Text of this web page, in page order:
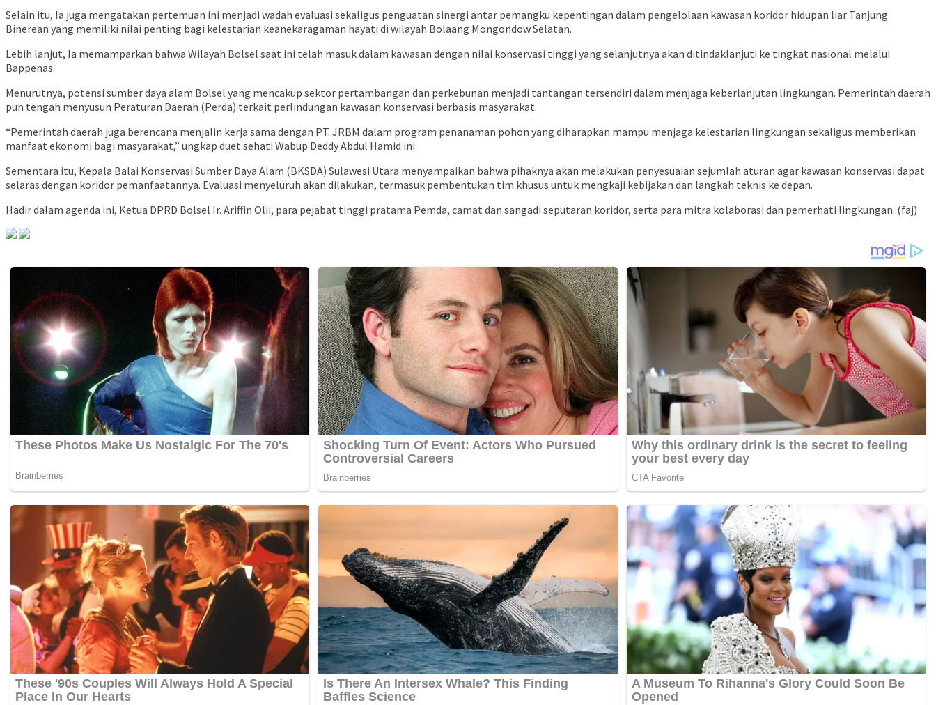
Selain itu, Ia juga mengatakan pertemuan ini menjadi wadah evaluasi sekaligus penguatan sinergi antar pemangku kepentingan dalam pengelolaan kawasan koridor hidupan liar Tanjung
Binerean yang memiliki nilai penting bagi kelestarian keanekaragaman hayati di wilayah Bolaang Mongondow Selatan.
Lebih lanjut, Ia memamparkan bahwa Wilayah Bolsel saat ini telah masuk dalam kawasan dengan nilai konservasi tinggi yang selanjutnya akan ditindaklanjuti ke tingkat nasional melalui
Bappenas.
Menurutnya, potensi sumber daya alam Bolsel yang mencakup sektor pertambangan dan perkebunan menjadi tantangan tersendiri dalam menjaga keberlanjutan lingkungan. Pemerintah daerah
pun tengah menyusun Peraturan Daerah (Perda) terkait perlindungan kawasan konservasi berbasis masyarakat.
“Pemerintah daerah juga berencana menjalin kerja sama dengan PT. JRBM dalam program penanaman pohon yang diharapkan mampu menjaga kelestarian lingkungan sekaligus memberikan
manfaat ekonomi bagi masyarakat,” ungkap duet sehati Wabup Deddy Abdul Hamid ini.
Sementara itu, Kepala Balai Konservasi Sumber Daya Alam (BKSDA) Sulawesi Utara menyampaikan bahwa pihaknya akan melakukan penyesuaian sejumlah aturan agar kawasan konservasi dapat
selaras dengan koridor pemanfaatannya. Evaluasi menyeluruh akan dilakukan, termasuk pembentukan tim khusus untuk mengkaji kebijakan dan langkah teknis ke depan.
Hadir dalam agenda ini, Ketua DPRD Bolsel Ir. Ariffin Olii, para pejabat tinggi pratama Pemda, camat dan sangadi seputaran koridor, serta para mitra kolaborasi dan pemerhati lingkungan. (faj)